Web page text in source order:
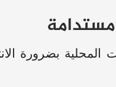
المحلية بضرورة